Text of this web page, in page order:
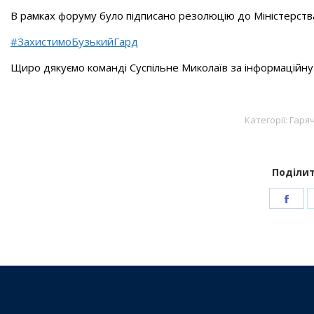
В рамках форуму було підписано резолюцію до
#ЗахистимоБузькийГард
Щиро дякуємо команді Суспільне Миколаїв за інформаційну
Категорії: